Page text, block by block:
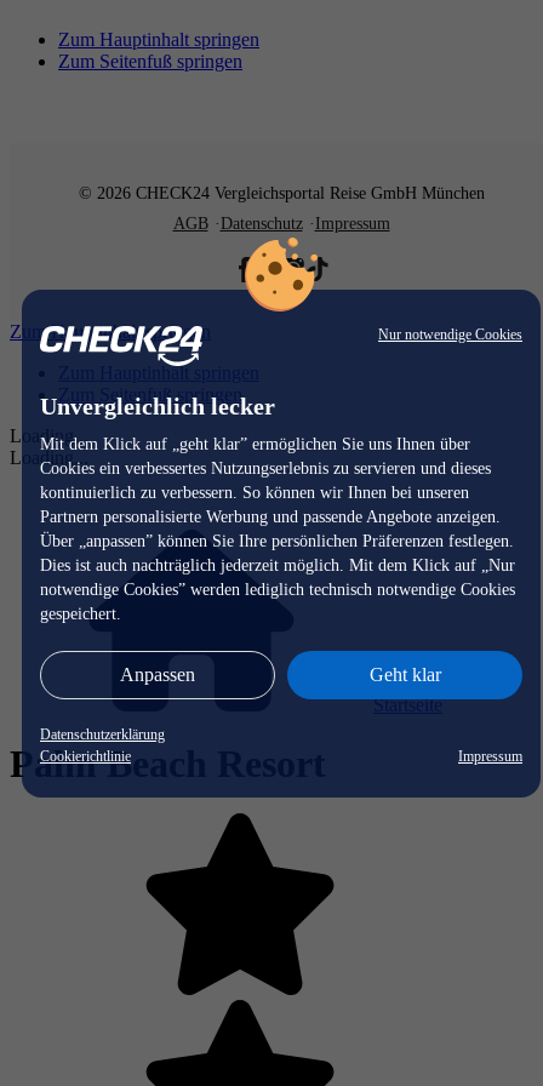
Nur notwendige Cookies
Unvergleichlich lecker
Mit dem Klick auf „geht klar” ermöglichen Sie uns Ihnen über
Cookies ein verbessertes Nutzungserlebnis zu servieren und dieses
kontinuierlich zu verbessern. So können wir Ihnen bei unseren
Partnern personalisierte Werbung und passende Angebote anzeigen.
Über „anpassen” können Sie Ihre persönlichen Präferenzen festlegen.
Dies ist auch nachträglich jederzeit möglich. Mit dem Klick auf „Nur
notwendige Cookies” werden lediglich technisch notwendige Cookies
gespeichert.
Anpassen Geht klar
Datenschutzerklärung
Cookierichtlinie
Impressum
Zum Hauptinhalt springen
Zum Seitenfuß springen
© 2026 CHECK24 Vergleichsportal Reise GmbH München
AGB
Datenschutz Impressum
Zum Hauptinhalt springen
Zum Hauptinhalt springen
Zum Seitenfuß springen
Loading...
Loading...
Startseite
Palm Beach Resort